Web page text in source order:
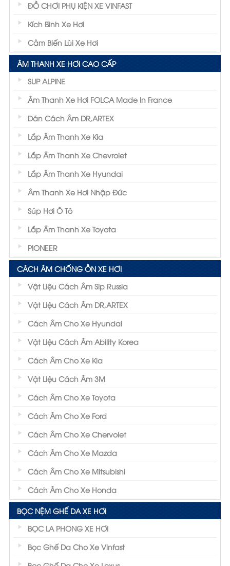
ĐỒ CHƠI PHỤ KIỆN XE VINFAST
Kích Bình Xe Hơi
Cảm Biến Lùi Xe Hơi
ÂM THANH XE HƠI CAO CẤP
SUP ALPINE
Âm Thanh Xe Hơi FOLCA Made In France
Dán Cách Âm DR,ARTEX
Lắp Âm Thanh Xe Kia
Lắp Âm Thanh Xe Chevrolet
Lắp Âm Thanh Xe Hyundai
Âm Thanh Xe Hơi Nhập Đức
Súp Hơi Ô Tô
Lắp Âm Thanh Xe Toyota
PIONEER
CÁCH ÂM CHỐNG ỒN XE HƠI
Vật Liệu Cách Âm Sip Russia
Vật Liệu Cách Âm DR,ARTEX
Cách Âm Cho Xe Hyundai
Vật Liệu Cách Âm Ability Korea
Cách Âm Cho Xe Kia
Vật Liệu Cách Âm 3M
Cách Âm Cho Xe Toyota
Cách Âm Cho Xe Ford
Cách Âm Cho Xe Chervolet
Cách Âm Cho Xe Mazda
Cách Âm Cho Xe Mitsubishi
Cách Âm Cho Xe Honda
BỌC NỆM GHẾ DA XE HƠI
BỌC LA PHONG XE HƠI
Bọc Ghế Da Cho Xe Vinfast